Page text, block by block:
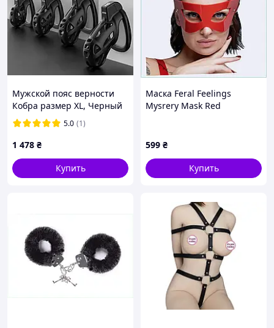
Мужской пояс верности
Кобра размер XL, Черный
5.0 (1)
1 478 ₴
Купить
Маска Feral Feelings
Mysrery Mask Red
599 ₴
Купить